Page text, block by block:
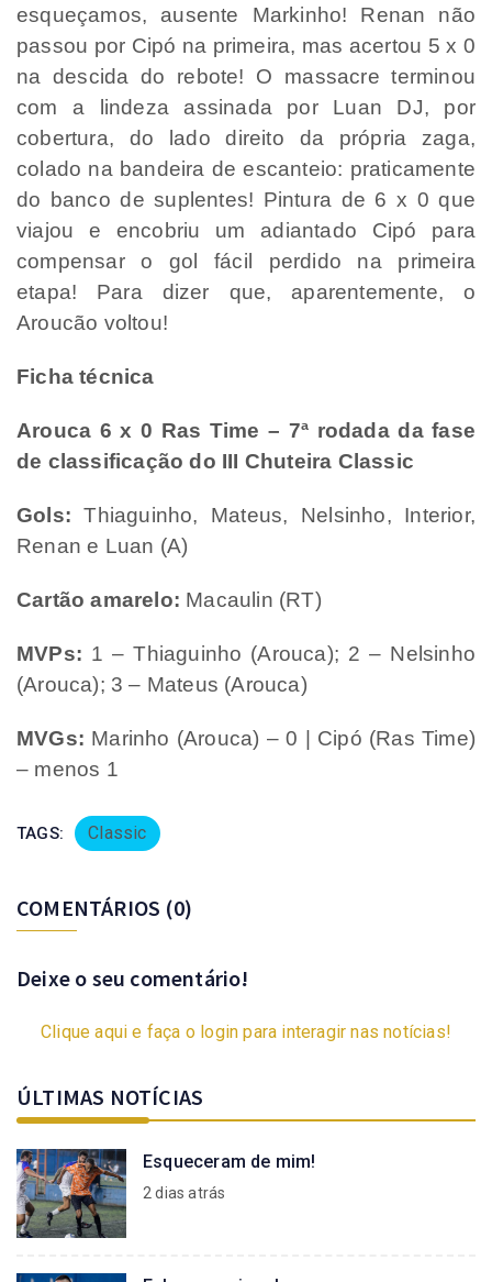
esqueçamos, ausente Markinho! Renan não
passou por Cipó na primeira, mas acertou 5 x 0
na descida do rebote! O massacre terminou
com a lindeza assinada por Luan DJ, por
cobertura, do lado direito da própria zaga,
colado na bandeira de escanteio: praticamente
do banco de suplentes! Pintura de 6 x 0 que
viajou e encobriu um adiantado Cipó para
compensar o gol fácil perdido na primeira
etapa! Para dizer que, aparentemente, o
Aroucão voltou!
Ficha técnica
Arouca 6 x 0 Ras Time – 7ª rodada da fase
de classificação do III Chuteira Classic
Gols:Thiaguinho, Mateus, Nelsinho, Interior,
Renan e Luan (A)
Cartão amarelo: Macaulin (RT)
MVPs: 1 – Thiaguinho (Arouca); 2 – Nelsinho
(Arouca); 3 – Mateus (Arouca)
MVGs: Marinho (Arouca) – 0 | Cipó (Ras Time)
– menos 1
TAGS: Classic
COMENTÁRIOS (0)
Deixe o seu comentário!
Clique aqui e faça o login para interagir nas notícias!
ÚLTIMAS NOTÍCIAS
Esqueceram de mim!
2 dias atrás